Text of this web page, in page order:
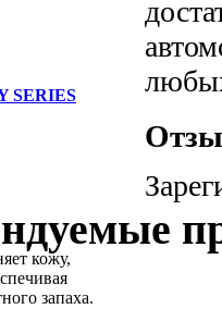
SERIES
кожу,
запаха.